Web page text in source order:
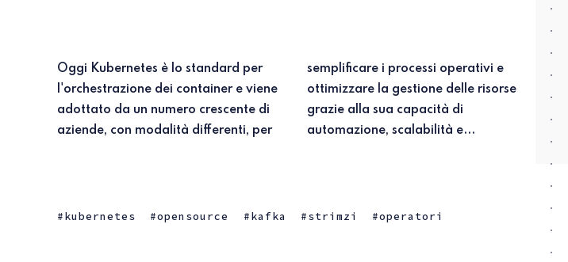
Oggi Kubernetes è lo standard per
l'orchestrazione dei container e viene
adottato da un numero crescente di
aziende, con modalità differenti, per
semplificare i processi operativi e
ottimizzare la gestione delle risorse
grazie alla sua capacità di
automazione, scalabilità e...
kubernetes opensource kafka strimzi operatori